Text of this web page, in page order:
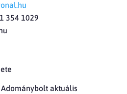
354 1029
aktuális